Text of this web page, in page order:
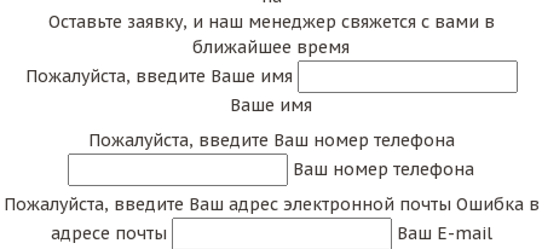
Оставьте заявку, и наш менеджер свяжется с вами в
ближайшее время
Пожалуйста, введите Ваше имя
Ваше имя
Пожалуйста, введите Ваш номер телефона
Ваш номер телефона
Пожалуйста, введите Ваш адрес электронной почты Ошибка в
адресе почты
Ваш E-mail